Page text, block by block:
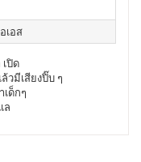
เอส
เปิด
วมีเสียงปิ๊บ ๆ
ด็กๆ
ล